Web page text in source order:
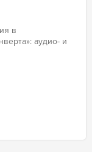
в
аудио- и